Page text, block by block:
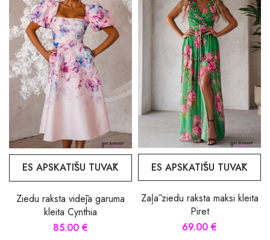
ES APSKATĪŠU TUVĀK
Ziedu raksta vidēja garuma
kleita Cynthia
85.00 €
ES APSKATĪŠU TUVĀK
Zaļā ziedu raksta maksi kleita
Piret
69.00 €